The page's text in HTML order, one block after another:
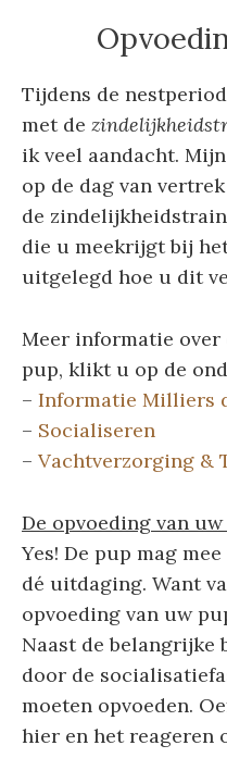
Tijdens de
met de
ik veel aandacht.
op de dag van
de
die u meekrijgt bij
uitgelegd hoe u dit
Meer informatie
pup, klikt u op de
– Informatie Milliers
– Socialiseren
– Vachtverzorging &
De opvoeding van
Yes! De pup mag
dé uitdaging. Want
opvoeding van uw
Naast de belangrijke
door de
moeten opvoeden.
hier en het reageren